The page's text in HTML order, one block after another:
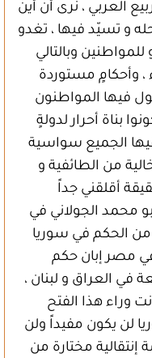
العربي ، نرى أن أين
و تسيّد فيها ، تغدو
وبالتالي
وأحكامٍ مستوردة
فيها المواطنون
بناة أحرار لدولةٍ
الجميع سواسية
من الطائفية و
أقلقني جداً
محمد الجولاني في
من الحكم في سوريا
مصر إبان حكم
في العراق و لبنان ،
وراء هذا الفتح
لن يكون مفيداً ولن
مختارة من